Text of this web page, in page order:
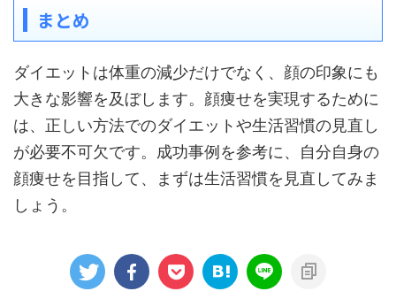
まとめ
ダイエットは体重の減少だけでなく、顔の印象にも
大きな影響を及ぼします。顔痩せを実現するために
は、正しい方法でのダイエットや生活習慣の見直し
が必要不可欠です。成功事例を参考に、自分自身の
顔痩せを目指して、まずは生活習慣を見直してみま
しょう。